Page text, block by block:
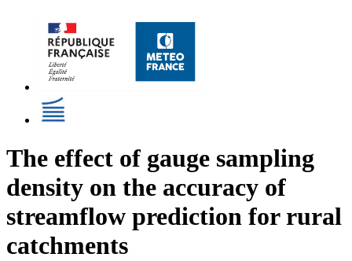
The effect of gauge sampling
density on the accuracy of
streamflow prediction for rural
catchments